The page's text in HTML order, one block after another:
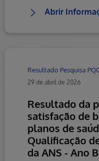
Abrir
Resultado Pesquisa
29 de abril de 2026
Resultado da
satisfação de
planos de
Qualificação
da ANS - Ano